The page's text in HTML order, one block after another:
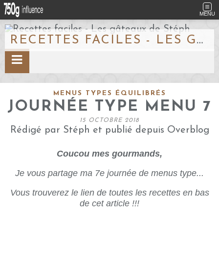
MENU
RECETTES FACILES - LES GÂTEAUX DE STÉPH
MENUS TYPES ÉQUILIBRÉS
JOURNÉE TYPE MENU 7
15 OCTOBRE 2018
Rédigé par Stéph et publié depuis Overblog
Coucou mes gourmands,
Je vous partage ma 7e journée de menus type...
Vous trouverez le lien de toutes les recettes en bas
de cet article !!!